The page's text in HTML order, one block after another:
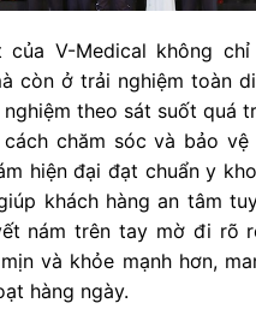
của V-Medical không
còn ở trải nghiệm toàn
theo sát suốt quá
chăm sóc và bảo vệ
hiện đại đạt chuẩn y
khách hàng an tâm
nám trên tay mờ đi rõ
và khỏe mạnh hơn,
hàng ngày.